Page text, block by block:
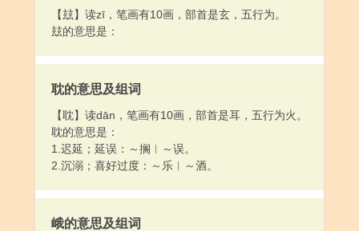
【玆】读zī，笔画有10画，部首是玄，五行为。
玆的意思是：
耽的意思及组词
【耽】读dān，笔画有10画，部首是耳，五行为火。
耽的意思是：
1.迟延；延误：～搁︱～误。
2.沉溺；喜好过度：～乐︱～酒。
峨的意思及组词